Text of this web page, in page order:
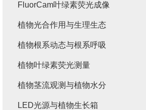
FluorCam叶绿素荧光成像
植物光合作用与生理生态
植物根系动态与根系呼吸
植物叶绿素荧光测量
植物茎流观测与植物水分
LED光源与植物生长箱